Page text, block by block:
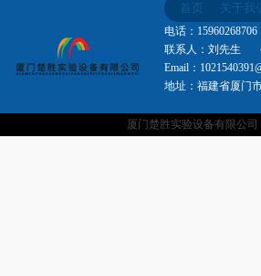
首页 关于我们
电话：
联系人：刘先生
Email：
地址：福建省厦门
厦门楚胜实验设备有限公